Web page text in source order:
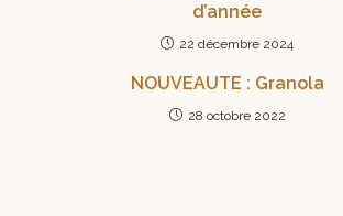
d’année
22 décembre 2024
NOUVEAUTE : Granola
28 octobre 2022